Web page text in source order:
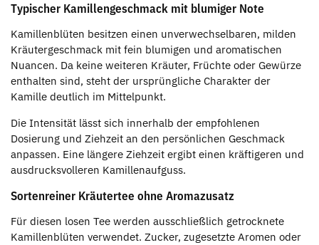
Typischer Kamillengeschmack mit blumiger Note
Kamillenblüten besitzen einen unverwechselbaren, milden
Kräutergeschmack mit fein blumigen und aromatischen
Nuancen. Da keine weiteren Kräuter, Früchte oder Gewürze
enthalten sind, steht der ursprüngliche Charakter der
Kamille deutlich im Mittelpunkt.
Die Intensität lässt sich innerhalb der empfohlenen
Dosierung und Ziehzeit an den persönlichen Geschmack
anpassen. Eine längere Ziehzeit ergibt einen kräftigeren und
ausdrucksvolleren Kamillenaufguss.
Sortenreiner Kräutertee ohne Aromazusatz
Für diesen losen Tee werden ausschließlich getrocknete
Kamillenblüten verwendet. Zucker, zugesetzte Aromen oder